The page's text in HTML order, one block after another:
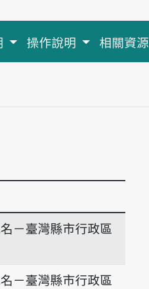
操作說明 相關資源
－臺灣縣市行政區
－臺灣縣市行政區